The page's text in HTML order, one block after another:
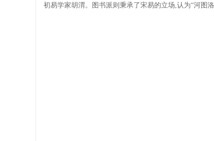
初易学家胡渭。图书派则秉承了宋易的立场,认为“河图